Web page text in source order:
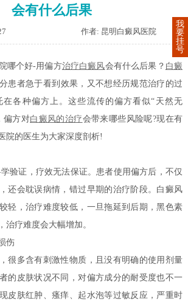
会有什么后果
作者: 昆明白癜风医院
哪个好-用偏方治疗白癜风会有什么后果？ 白癜
患者急于看到效果，又不想经历规范治疗的过
在各种偏方上。这些流传的偏方看似“天然无
偏方对白癜风的治疗会带来哪些风险呢?现在有
院的医生为大家深度剖析!
证，疗效无法保证。患者使用偏方后，不仅
还会耽误病情，错过早期的治疗阶段。白癜风
轻，治疗难度较低，一旦拖延到后期，黑色素
治疗难度会大幅增加。
伤
多含有刺激性物质，且没有明确的使用剂量
的皮肤状况不同，对偏方成分的耐受度也不一
皮肤红肿、瘙痒、起水泡等过敏反应，严重时
我
要
挂
号